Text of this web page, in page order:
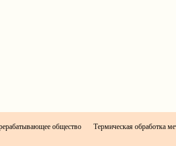
общество Термическая обработка